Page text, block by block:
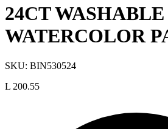
24CT WASHABLE
WATERCOLOR
SKU: BIN530524
L 200.55